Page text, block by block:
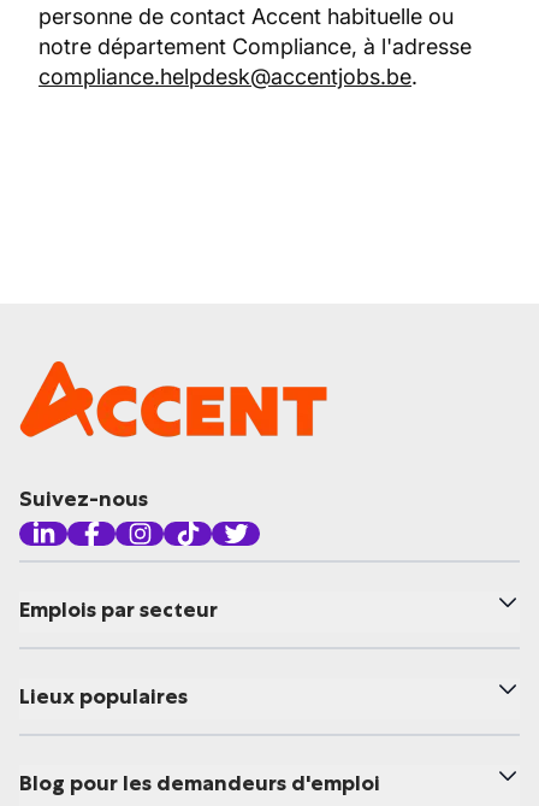
personne de contact Accent habituelle ou
notre département Compliance, à l'adresse
compliance.helpdesk@accentjobs.be.
Suivez-nous
Emplois par secteur
Lieux populaires
Blog pour les demandeurs d'emploi